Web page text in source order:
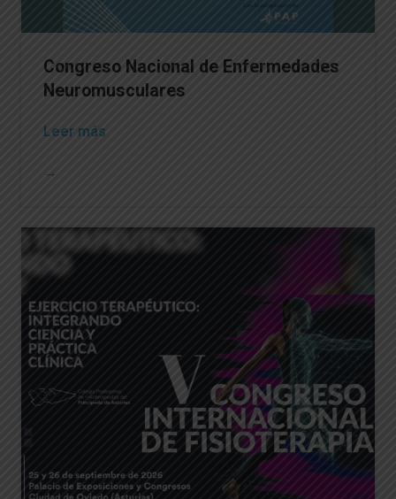
Congreso Nacional de Enfermedades
Neuromusculares
Leer más
→